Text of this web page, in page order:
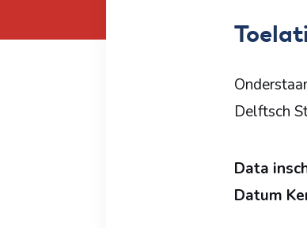
Delftsch
Data
Datum